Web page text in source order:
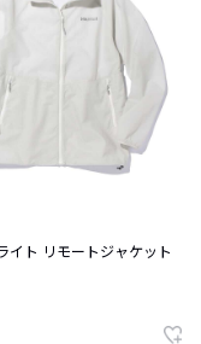
イト リモートジャケット